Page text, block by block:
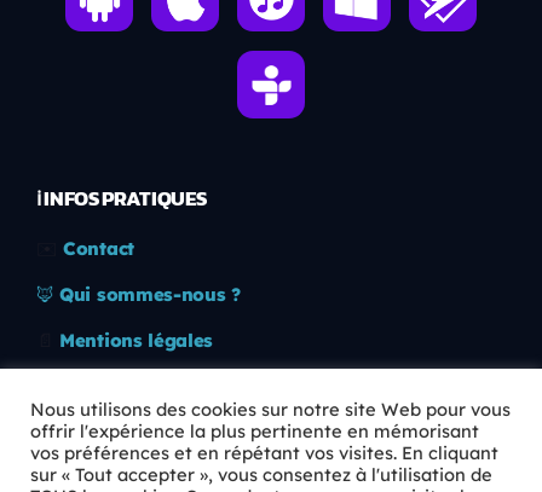
ℹ️ INFOS PRATIQUES
Contact
🦊 Qui sommes-nous ?
Mentions légales
🛡️ RGPD
Copyright © 2026 Animkids. Tous droits réservés.
Nous utilisons des cookies sur notre site Web pour vous
offrir l'expérience la plus pertinente en mémorisant
vos préférences et en répétant vos visites. En cliquant
sur « Tout accepter », vous consentez à l'utilisation de